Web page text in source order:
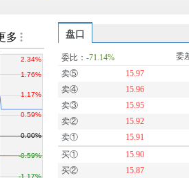
盘口
委比：-71.14% 委
卖⑤
15.97
卖④
15.96
卖③
15.95
卖②
15.92
卖①
15.91
买①
15.90
买②
15.87